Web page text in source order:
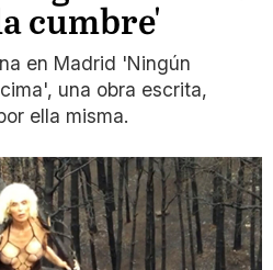
cumbre'
en Madrid 'Ningún
una obra escrita,
ella misma.